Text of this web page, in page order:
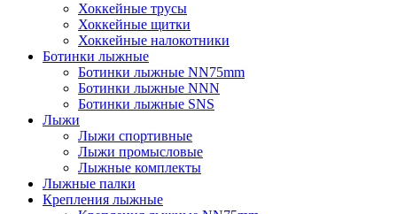
Хоккейные трусы
Хоккейные щитки
Хоккейные налокотники
Ботинки лыжные
Ботинки лыжные NN75mm
Ботинки лыжные NNN
Ботинки лыжные SNS
Лыжи
Лыжи спортивные
Лыжи промысловые
Лыжные комплекты
Лыжные палки
Крепления лыжные